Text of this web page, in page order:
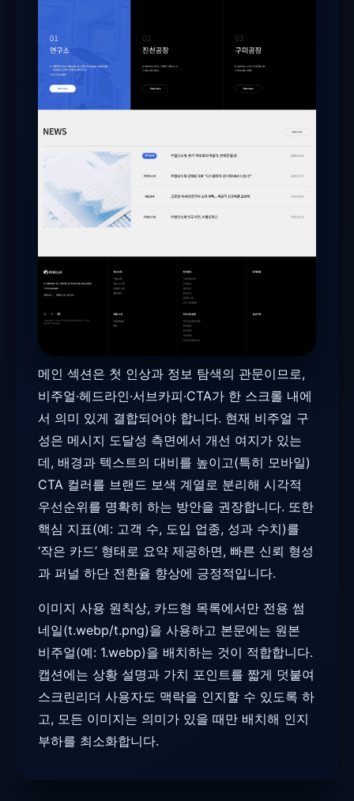
메인 섹션은 첫 인상과 정보 탐색의 관문이므로,
비주얼·헤드라인·서브카피·CTA가 한 스크롤 내에
서 의미 있게 결합되어야 합니다. 현재 비주얼 구
성은 메시지 도달성 측면에서 개선 여지가 있는
데, 배경과 텍스트의 대비를 높이고(특히 모바일)
CTA 컬러를 브랜드 보색 계열로 분리해 시각적
우선순위를 명확히 하는 방안을 권장합니다. 또한
핵심 지표(예: 고객 수, 도입 업종, 성과 수치)를
‘작은 카드’ 형태로 요약 제공하면, 빠른 신뢰 형성
과 퍼널 하단 전환율 향상에 긍정적입니다.
이미지 사용 원칙상, 카드형 목록에서만 전용 썸
네일(t.webp/t.png)을 사용하고 본문에는 원본
비주얼(예: 1.webp)을 배치하는 것이 적합합니다.
캡션에는 상황 설명과 가치 포인트를 짧게 덧붙여
스크린리더 사용자도 맥락을 인지할 수 있도록 하
고, 모든 이미지는 의미가 있을 때만 배치해 인지
부하를 최소화합니다.